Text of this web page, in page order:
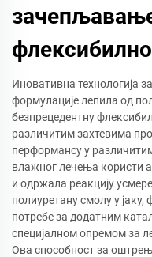
Иновативна технологија
формулације лепила од
безпрецедентну
различитим захтевима
перформансу у
влажног лечења користи
и одржала реакцију
полиуретану смолу у јаку,
потребе за додатним
специјалном опремом за
Ова способност за